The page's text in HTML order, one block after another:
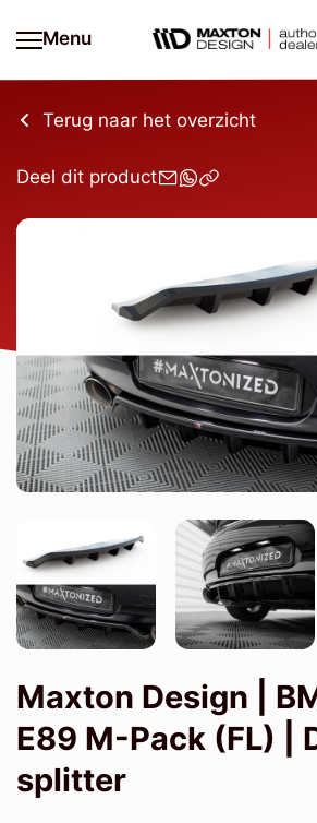
Menu
Terug naar het overzicht
Deel dit product
Maxton Design |
E89 M-Pack (FL) |
splitter